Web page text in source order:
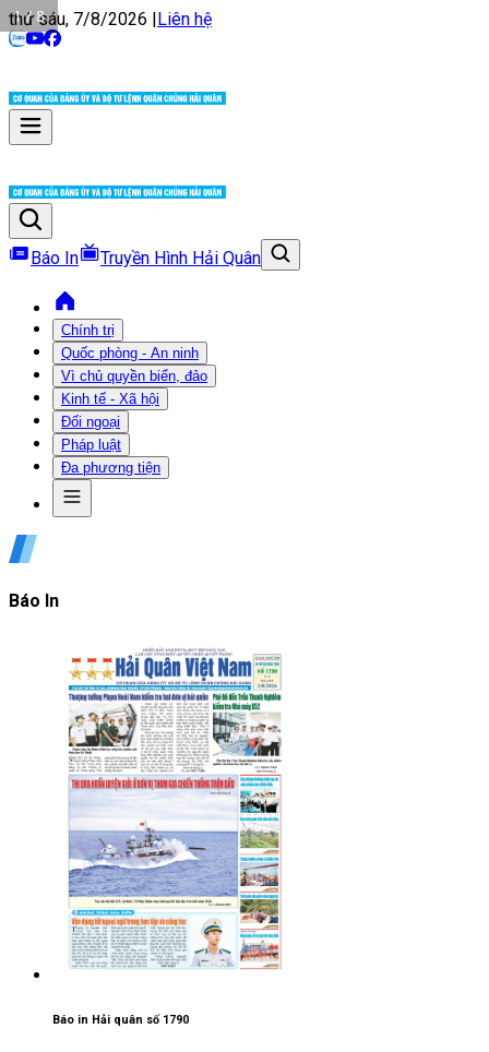
thứ sáu, 7/8/2026 |Liên hệ
Báo In Truyền Hình Hải Quân
Chính trị
Quốc phòng - An ninh
Vì chủ quyền biển, đảo
Kinh tế - Xã hội
Đối ngoại
Pháp luật
Đa phương tiện
Báo In
Báo in Hải quân số 1790
1 / 8